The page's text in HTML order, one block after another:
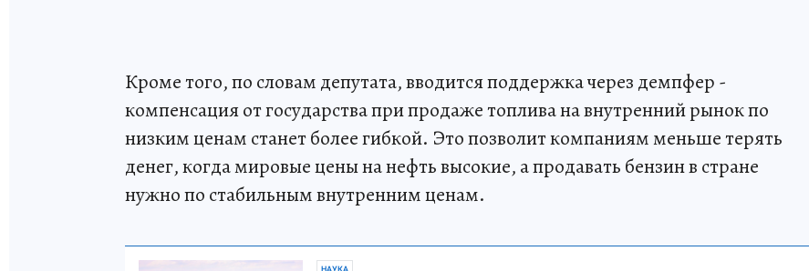
Кроме того, по словам депутата, вводится поддержка через демпфер -
компенсация от государства при продаже топлива на внутренний рынок по
низким ценам станет более гибкой. Это позволит компаниям меньше терять
денег, когда мировые цены на нефть высокие, а продавать бензин в стране
нужно по стабильным внутренним ценам.
НАУКА